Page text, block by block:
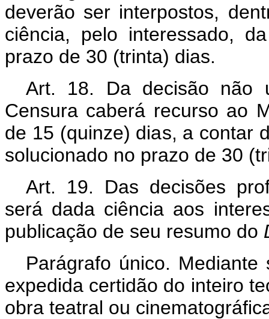
deverão ser interpostos,
ciência, pelo interessado,
prazo de 30 (trinta) dias.
Art. 18. Da decisão não
Censura caberá recurso ao
de 15 (quinze) dias, a contar
solucionado no prazo de 30
Art. 19. Das decisões
será dada ciência aos
publicação de seu resumo do
Parágrafo único.
expedida certidão do inteiro
obra teatral ou